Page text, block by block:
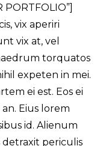
vix aperiri
vix at, vel
torquatos
expeten in mei.
ei est. Eos ei
Eius lorem
id. Alienum
periculis